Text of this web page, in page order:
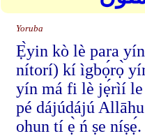
Yoruba
Ẹ̀yin kò lè para
nítorí) kí ìgbọ́rọ̀
yín má fi lè jẹ́rìí le
pé dájúdájú
ohun tí ẹ̀ ń ṣe níṣẹ́.